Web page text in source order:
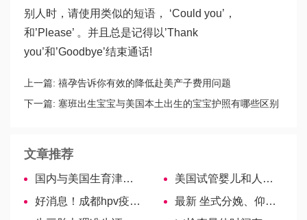
别人时，请使用类似的短语， ‘Could you’，
和’Please’ 。并且总是记得以’Thank
you’和’Goodbye’结束通话!
上一篇: 禧孕告诉你有效的降低赴美产子费用问题
下一篇: 塞班出生宝宝与美国本土出生的宝宝护照有哪些区别
文章推荐
国内与美国生育津贴福利的差异
美国试管婴儿和人工授精有什么区别？
好消息！成都hpv疫苗可预约，社区医院可接种
最新 坐式分娩、仰卧式分娩、蹲式分娩，一文解读所有区别